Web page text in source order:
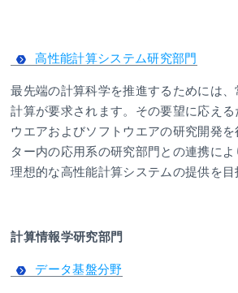
高性能計算システム研究部門
最先端の計算科学を推進するためには
計算が要求されます。その要望に応え
ウエアおよびソフトウエアの研究開発
ター内の応用系の研究部門との連携に
理想的な高性能計算システムの提供を目
計算情報学研究部門
データ基盤分野